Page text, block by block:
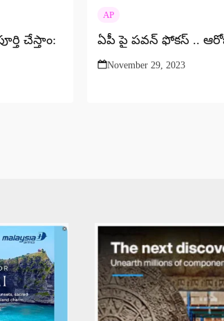
చేస్తాం:
AP
ఏపీ పై పవన్ ఫోకస్ ..
November 29, 2023